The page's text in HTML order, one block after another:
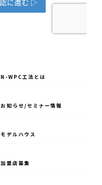
N-WPC⼯法とは
お知らせ/セミナー情報
モデルハウス
加盟店募集